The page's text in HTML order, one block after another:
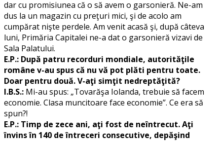
dar cu promisiunea că o să avem o garsonieră. Ne-am
dus la un magazin cu preţuri mici, şi de acolo am
cumpărat nişte perdele. Am venit acasă şi, după câteva
luni, Primăria Capitalei ne-a dat o garsonieră vizavi de
Sala Palatului.
E.P.: După patru recorduri mondiale, autorităţile
române v-au spus că nu vă pot plăti pentru toate.
Doar pentru două. V-aţi simţit nedreptăţită?
I.B.S.: Mi-au spus: „Tovarăşa Iolanda, trebuie să facem
economie. Clasa muncitoare face economie”. Ce era să
spun?!
E.P.: Timp de zece ani, aţi fost de neîntrecut. Aţi
învins în 140 de întreceri consecutive, depăşind